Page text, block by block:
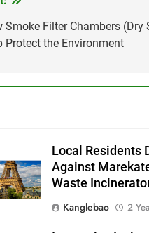
Smoke Filter Chambers (Dry
Protect the Environment
Local Residents
Against
Waste
Kanglebao
2